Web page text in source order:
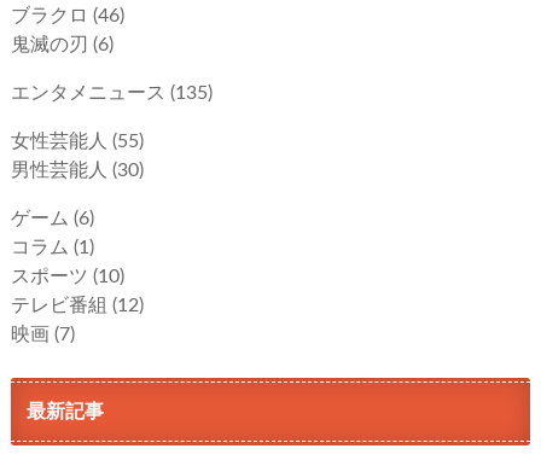
ブラクロ (46)
鬼滅の刃 (6)
エンタメニュース (135)
女性芸能人 (55)
男性芸能人 (30)
ゲーム (6)
コラム (1)
スポーツ (10)
テレビ番組 (12)
映画 (7)
最新記事